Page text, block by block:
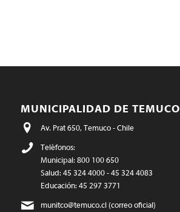
MUNICIPALIDAD DE TEMUCO
Av. Prat 650, Temuco - Chile
Teléfonos:
Municipal: 800 100 650
Salud: 45 324 4000 - 45 324 4083
Educación: 45 297 3771
munitco@temuco.cl(correo oficial)